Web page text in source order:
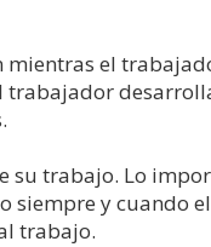
mientras el
trabajador
su trabajo. Lo
siempre y cuando
trabajo.